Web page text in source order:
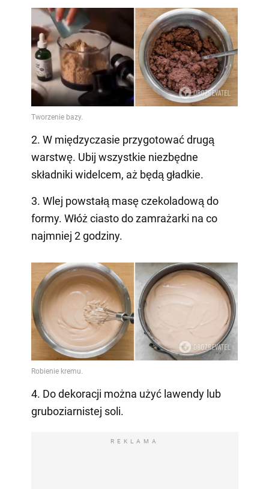
2. W międzyczasie przygotować drugą
warstwę. Ubij wszystkie niezbędne
składniki widelcem, aż będą gładkie.
3. Wlej powstałą masę czekoladową do
formy. Włóż ciasto do zamrażarki na co
najmniej 2 godziny.
4. Do dekoracji można użyć lawendy lub
gruboziarnistej soli.
REKLAMA